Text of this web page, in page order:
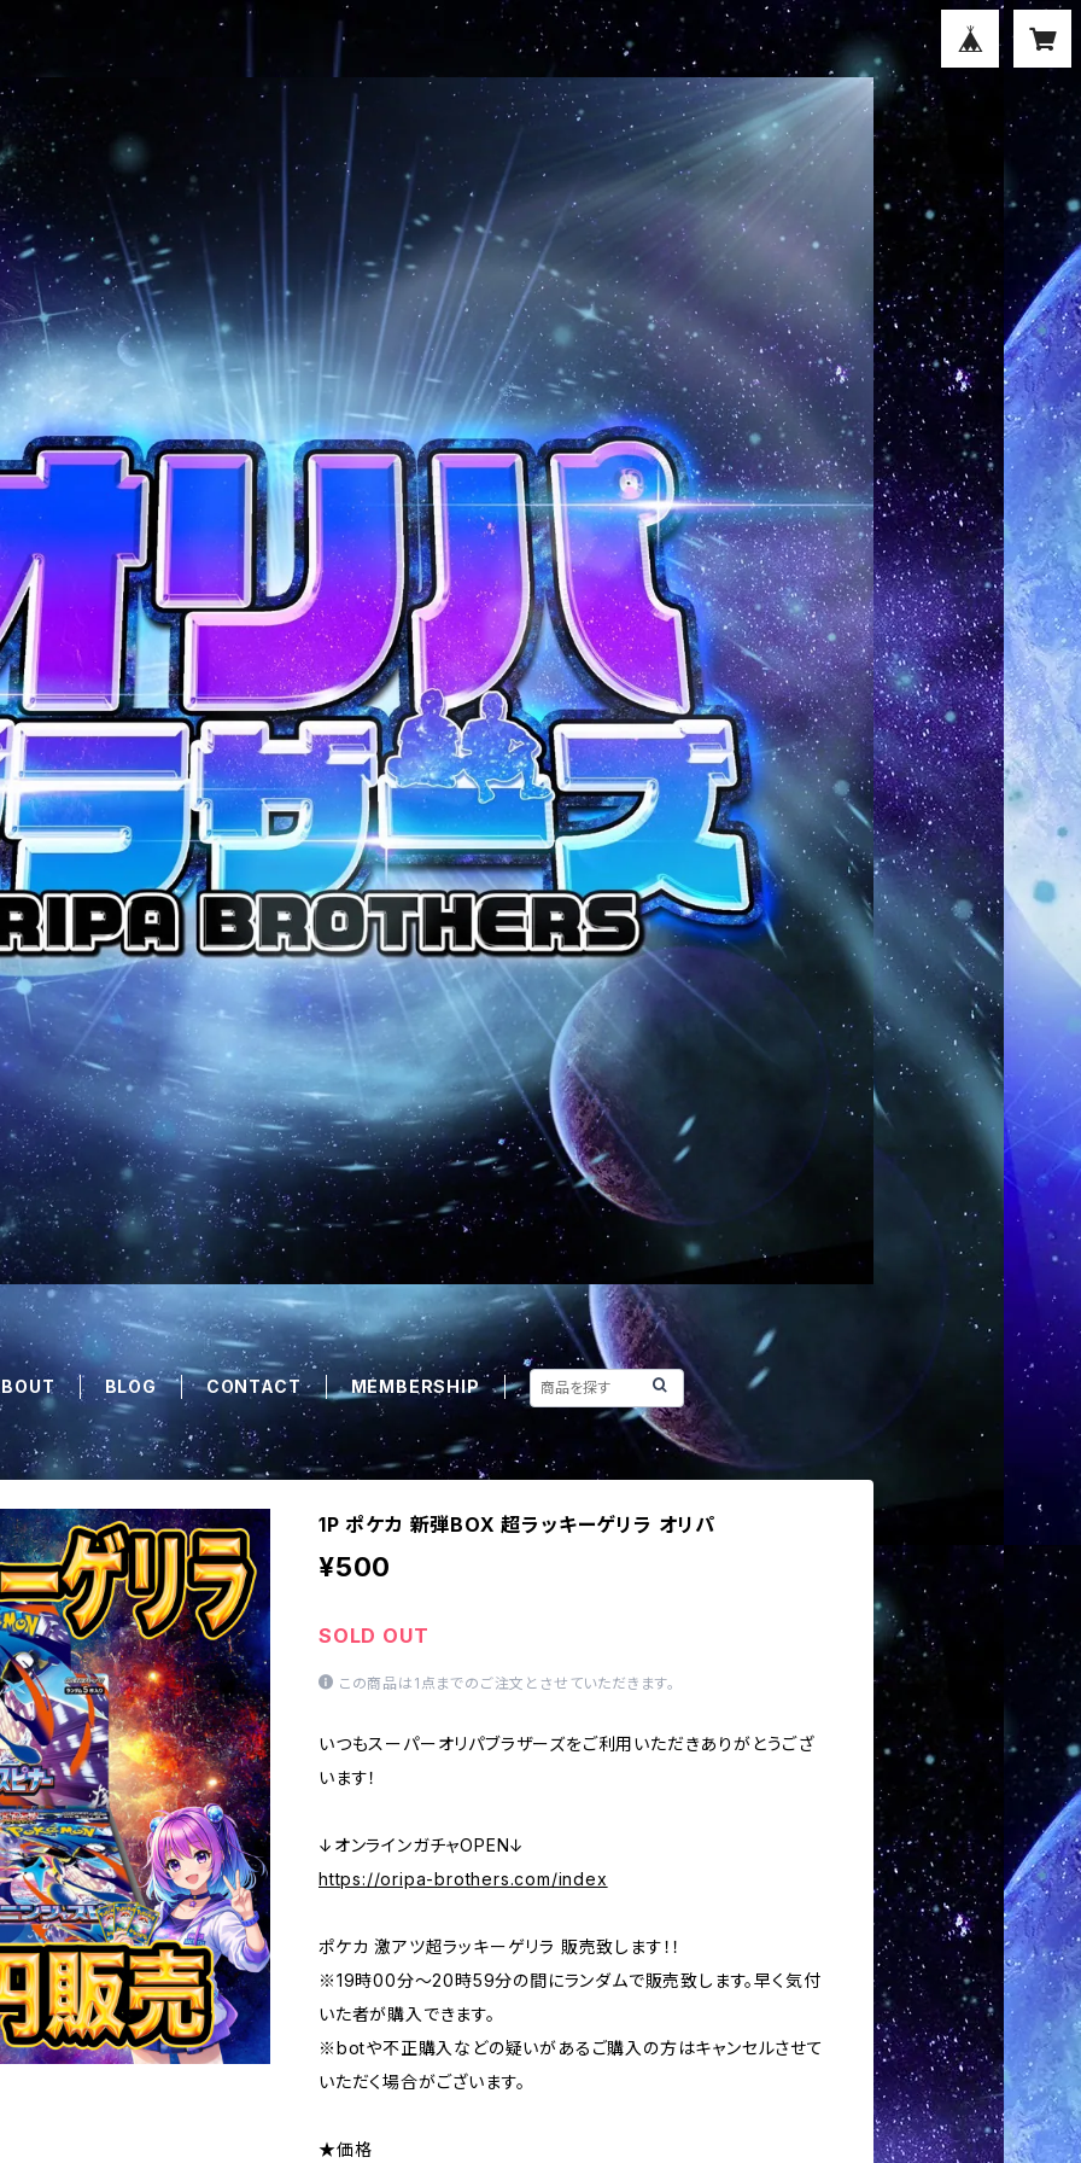
BLOG CONTACT MEMBERSHIP
1P ポケカ 新弾BOX 超ラッキーゲリラ オリパ
¥500
SOLD OUT
この商品は1点までのご注文とさせていただきます。
いつもスーパーオリパブラザーズをご利用いただきありがとうござ
います！
↓オンラインガチャOPEN↓
https://oripa-brothers.com/index
ポケカ 激アツ超ラッキーゲリラ 販売致します！！
※19時00分〜20時59分の間にランダムで販売致します。早く気付
いた者が購入できます。
※botや不正購入などの疑いがあるご購入の方はキャンセルさせて
いただく場合がございます。
★価格